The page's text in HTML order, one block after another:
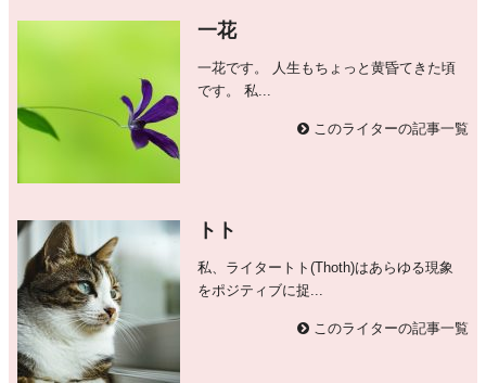
一花
一花です。 人生もちょっと黄昏てきた頃
です。 私...
このライターの記事一覧
トト
私、ライタートト(Thoth)はあらゆる現象
をポジティブに捉...
このライターの記事一覧